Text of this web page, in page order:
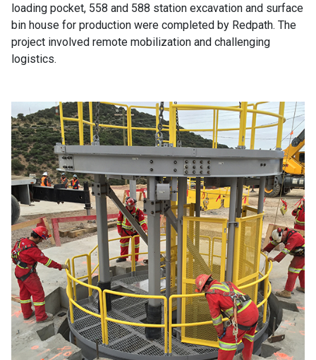
loading pocket, 558 and 588 station excavation and surface
bin house for production were completed by Redpath. The
project involved remote mobilization and challenging
logistics.